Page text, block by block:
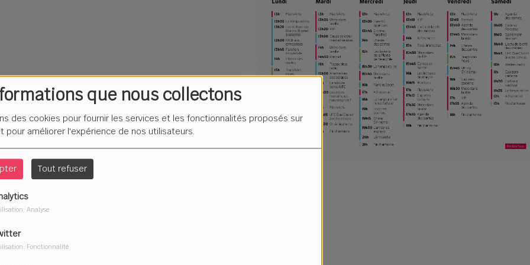
que nous collectons
des cookies pour fournir les services et les fonctionnalités proposés sur
pour améliorer l'expérience de nos utilisateurs.
Tout refuser
Analyse
Fonctionnalité
SUR L'ANTISEMITISME
D'ELANCOURT - PARTIE 2
- PARTIE 1